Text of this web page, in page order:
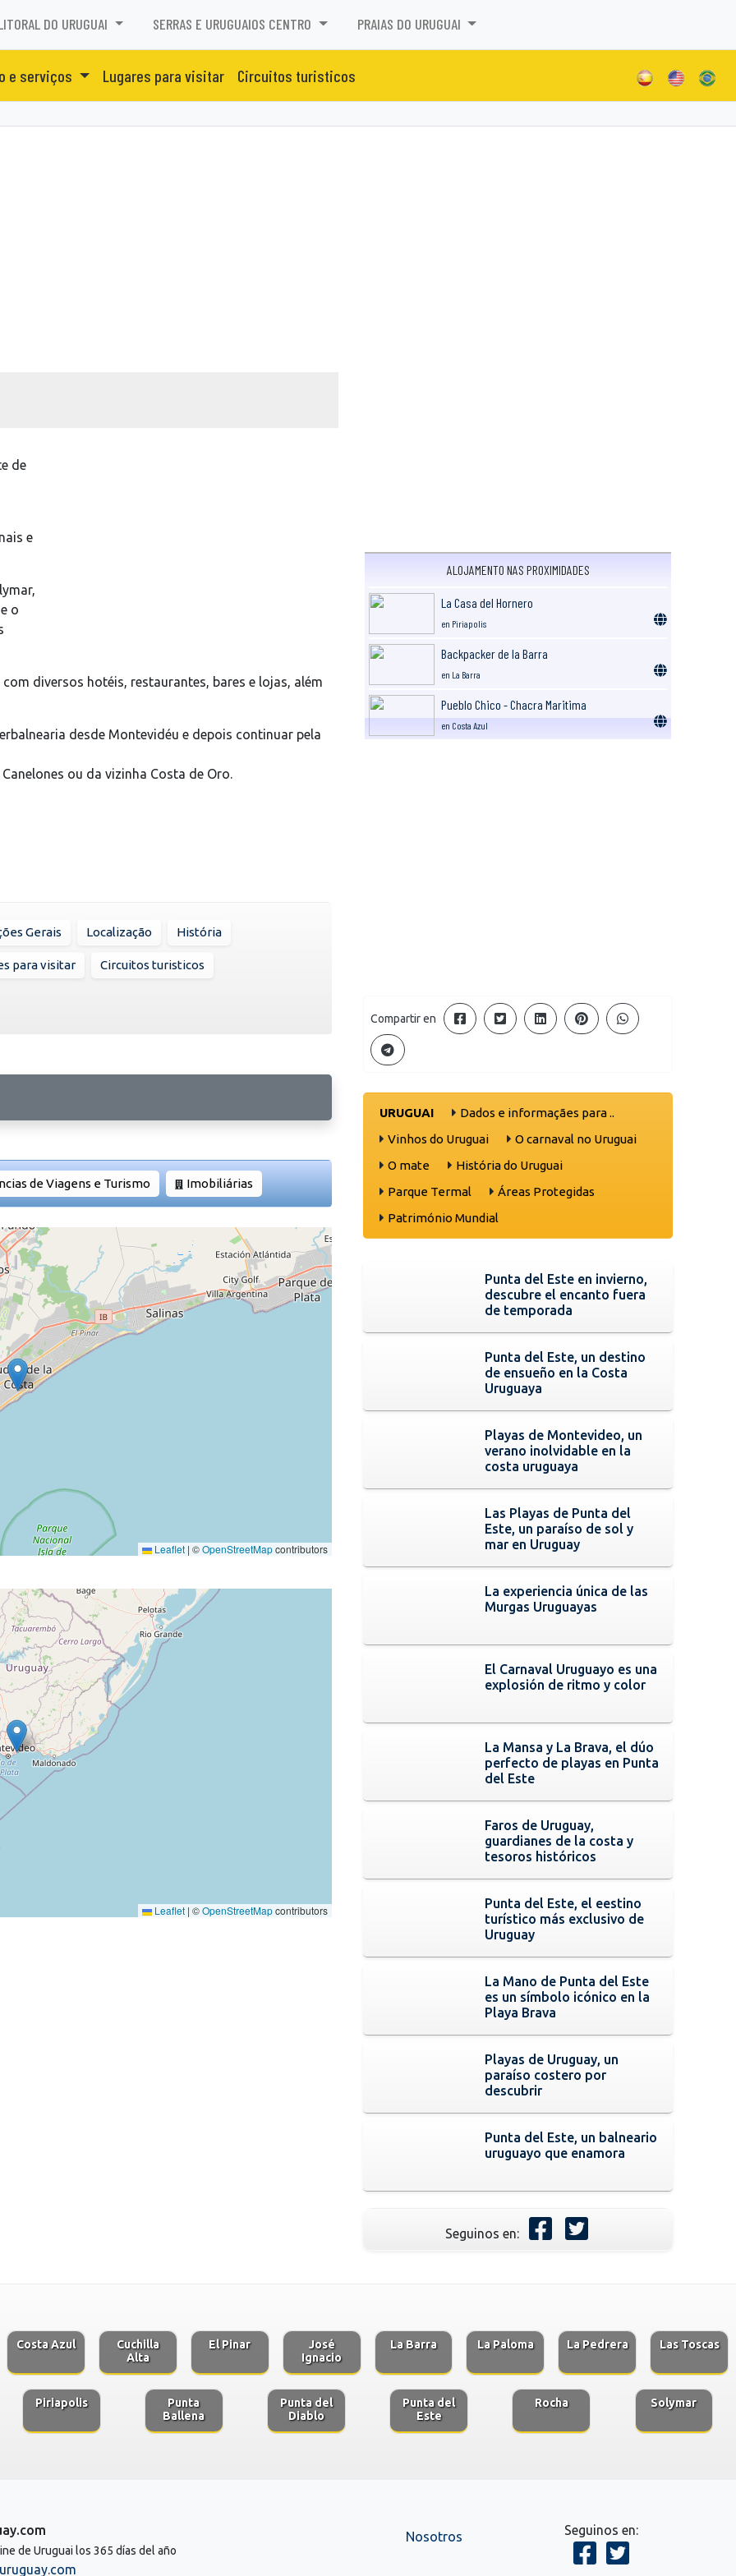
DO URUGUAI SERRAS E URUGUAIOS CENTRO PRAIAS DO URUGUAI
e serviços Lugares para visitar Circuitos turisticos
de
e
o
diversos hotéis, restaurantes, bares e lojas, além
desde Montevidéu e depois continuar pela
ou da vizinha Costa de Oro.
Gerais Localização História
para visitar Circuitos turisticos
de Viagens e Turismo Imobiliárias
Leaflet | ©OpenStreetMapcontributors
Leaflet | ©OpenStreetMapcontributors
ALOJAMENTO NAS PROXIMIDADES
La Casa del Hornero
en Piriapolis
Backpacker de la Barra
en La Barra
Pueblo Chico - Chacra Maritima
en Costa Azul
Compartir en
URUGUAI
Dados e informaçães para ..
Vinhos do Uruguai
O carnaval no Uruguai
O mate
História do Uruguai
Parque Termal
Áreas Protegidas
Património Mundial
Punta del Este en invierno,
descubre el encanto fuera
de temporada
Punta del Este, un destino
de ensueño en la Costa
Uruguaya
Playas de Montevideo, un
verano inolvidable en la
costa uruguaya
Las Playas de Punta del
Este, un paraíso de sol y
mar en Uruguay
La experiencia única de las
Murgas Uruguayas
El Carnaval Uruguayo es una
explosión de ritmo y color
La Mansa y La Brava, el dúo
perfecto de playas en Punta
del Este
Faros de Uruguay,
guardianes de la costa y
tesoros históricos
Punta del Este, el eestino
turístico más exclusivo de
Uruguay
La Mano de Punta del Este
es un símbolo icónico en la
Playa Brava
Playas de Uruguay, un
paraíso costero por
descubrir
Punta del Este, un balneario
uruguayo que enamora
Seguinos en:
Costa Azul
Cuchilla
Alta
El Pinar
José
Ignacio
La Barra La Paloma La Pedrera Las Toscas
Piriapolis
Punta
Ballena
Punta del
Diablo
Punta del
Este
Rocha Solymar
de Uruguai los 365 días del año
Nosotros Seguinos en: